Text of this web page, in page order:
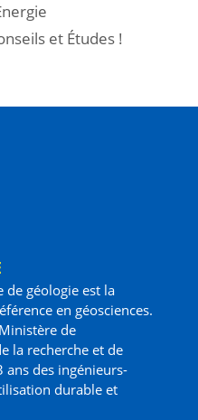
et Études !
de géologie est la
en géosciences.
de
la recherche et de
des ingénieurs-
durable et